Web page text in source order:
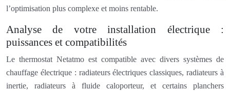
l’optimisation plus complexe et moins rentable.
Analyse de votre installation électrique :
puissances et compatibilités
Le thermostat Netatmo est compatible avec divers systèmes de
chauffage électrique : radiateurs électriques classiques, radiateurs à
inertie, radiateurs à fluide caloporteur, et certains planchers